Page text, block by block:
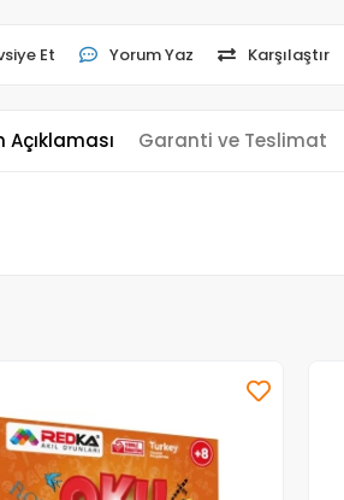
Et Yorum Yaz Karşılaştır
Açıklaması Garanti ve Teslimat